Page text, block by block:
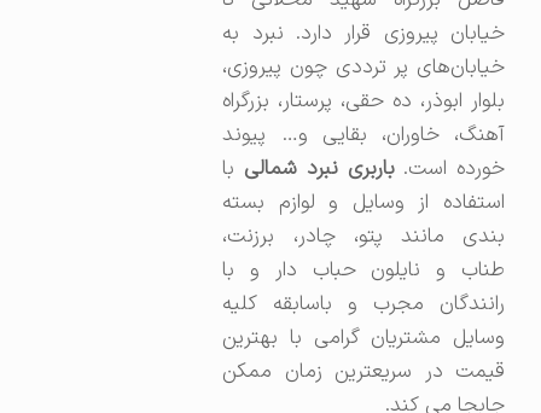
خیابان پیروزی قرار دارد. نبرد به
خیابان‌های پر ترددی چون پیروزی،
بلوار ابوذر، ده حقی، پرستار، بزرگراه
آهنگ، خاوران، بقایی و… پیوند
خورده است.باربری نبرد شمالیبا
استفاده از وسایل و لوازم بسته
بندی مانند پتو، چادر، برزنت،
طناب و نایلون حباب دار و با
رانندگان مجرب و باسابقه کلیه
وسایل مشتریان گرامی با بهترین
قیمت در سریعترین زمان ممکن
جابجا می کند.